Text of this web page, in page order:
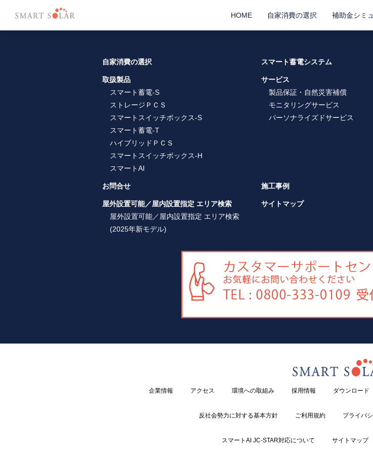
HOME 自家消費の選択 補助金シミ
自家消費の選択 スマート蓄電システム
取扱製品
スマート蓄電-S
ストレージＰＣＳ
スマートスイッチボックス-S
スマート蓄電-T
ハイブリッドＰＣＳ
スマートスイッチボックス-H
スマートAI
サービス
製品保証・自然災害補償
モニタリングサービス
パーソナライズドサービス
お問合せ 施工事例
屋外設置可能／屋内設置指定 エリア検索
屋外設置可能／屋内設置指定 エリア検索
(2025年新モデル)
サイトマップ
企業情報 アクセス 環境への取組み 採用情報 ダウンロード
反社会勢力に対する基本方針 ご利用規約 プライバ
スマートAI JC-STAR対応について サイトマップ